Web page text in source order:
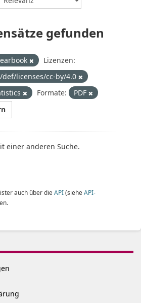
gefunden
Lizenzen:
licenses/cc-by/4.0
Formate:
PDF
einer anderen Suche.
auch über die API(siehe API-